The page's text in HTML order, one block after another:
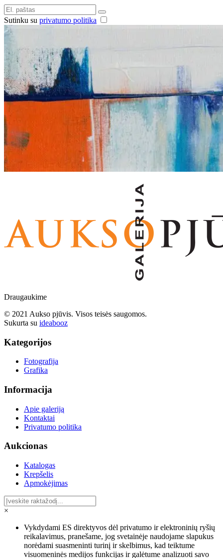
Sutinku su privatumo politika
Draugaukime
© 2021 Aukso pjūvis. Visos teisės saugomos.
Sukurta su ideabooz
Kategorijos
Fotografija
Grafika
Informacija
Apie galeriją
Kontaktai
Privatumo politika
Aukcionas
Katalogas
Krepšelis
Apmokėjimas
×
Vykdydami ES direktyvos dėl privatumo ir elektroninių ryšių
reikalavimus, pranešame, jog svetainėje naudojame slapukus
norėdami suasmeninti turinį ir skelbimus, kad teiktume
visuomeninės medijos funkcijas ir galėtume analizuoti savo